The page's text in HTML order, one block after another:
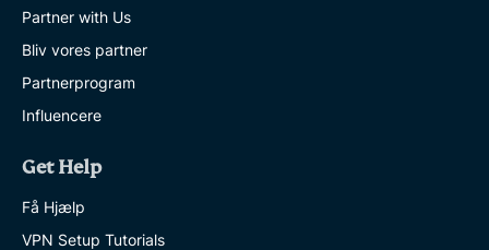
Partner with Us
Bliv vores partner
Partnerprogram
Influencere
Get Help
Få Hjælp
VPN Setup Tutorials